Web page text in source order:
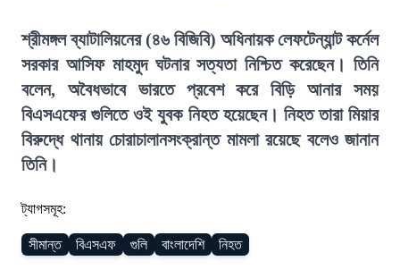
শ্রীমঙ্গল ব্যাটালিয়নের (৪৬ বিজিবি) অধিনায়ক লেফটেন্যান্ট কর্নেল
সরকার আসিফ মাহমুদ ঘটনার সত্যতা নিশ্চিত করেছেন। তিনি
বলেন, অবৈধভাবে ভারতে প্রবেশ করে বিড়ি আনার সময়
বিএসএফের গুলিতে ওই যুবক নিহত হয়েছেন। নিহত তারা মিয়ার
বিরুদ্ধে থানায় চোরাচালানসংক্রান্ত মামলা রয়েছে বলেও জানান
তিনি।
ট্যাগসমূহ:
সীমান্ত বিএসএফ গুলি বাংলাদেশি নিহত